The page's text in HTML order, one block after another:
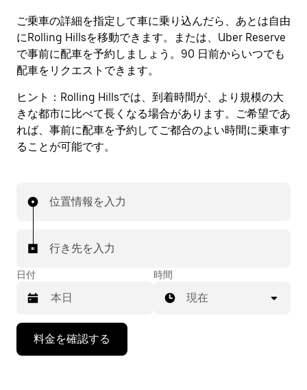
ご乗車の詳細を指定して車に乗り込んだら、あとは自由
にRolling Hillsを移動できます。または、Uber Reserve
で事前に配車を予約しましょう。90 日前からいつでも
配車をリクエストできます。
ヒント： Rolling Hillsでは、到着時間が、より規模の大
きな都市に比べて長くなる場合があります。ご希望であ
れば、事前に配車を予約してご都合のよい時間に乗車す
ることが可能です。
位置情報を入力
行き先を入力
日付 時間
現在
料金を確認する